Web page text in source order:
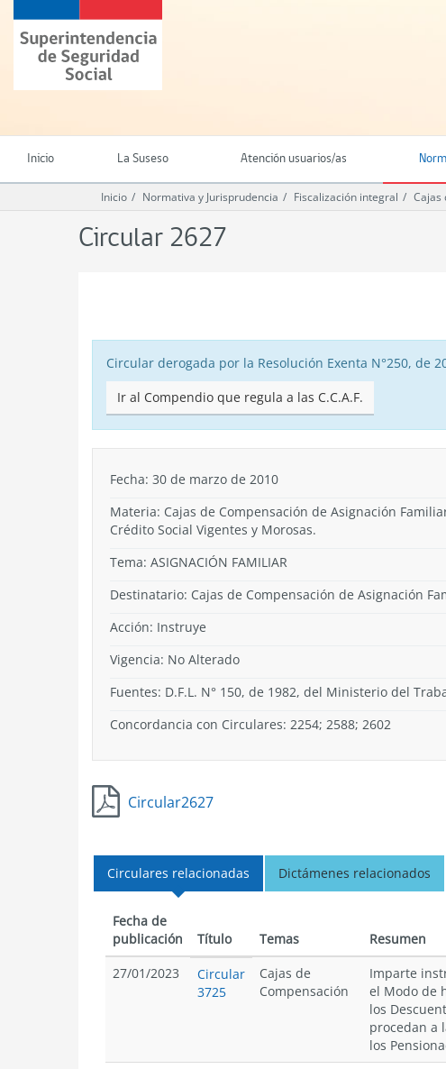
contenido
principal
Superintendencia
de
Seguridad
(SUSESO)
Chile
Inicio La Suseso Atención usuarios/as
Inicio Normativa y Jurisprudencia Fiscalización integral Cajas
Circular 2627
Circular derogada por la Resolución Exenta N°250, de
Ir al Compendio que regula a las C.C.A.F.
Fecha: 30 de marzo de 2010
Materia: Cajas de Compensación de Asignación
Crédito Social Vigentes y Morosas.
Tema: ASIGNACIÓN FAMILIAR
Destinatario: Cajas de Compensación de Asignación
Acción: Instruye
Vigencia: No Alterado
Fuentes: D.F.L. N° 150, de 1982, del Ministerio del
Concordancia con Circulares: 2254; 2588; 2602
Circular2627
Circulares relacionadas Dictámenes relacionados
Fecha de
publicación
Título Temas Resumen
27/01/2023
Circular
3725
Cajas de
Compensación
Imparte
el Modo de
los
procedan a
los